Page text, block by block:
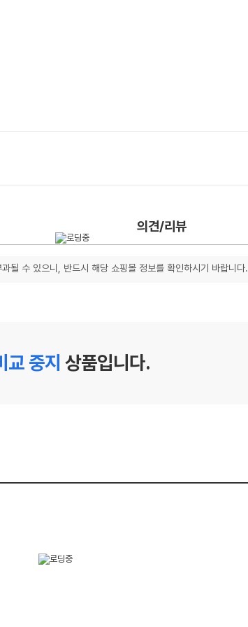
의견/리뷰
될 수 있으니, 반드시 해당 쇼핑몰 정보를 확인하시기 바랍니다.
교 중지 상품입니다.